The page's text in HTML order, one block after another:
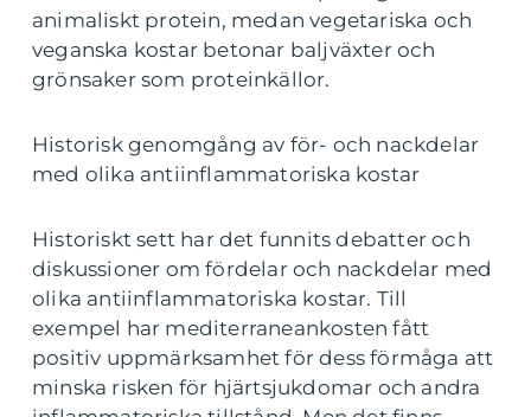
animaliskt protein, medan vegetariska och
veganska kostar betonar baljväxter och
grönsaker som proteinkällor.
Historisk genomgång av för- och nackdelar
med olika antiinflammatoriska kostar
Historiskt sett har det funnits debatter och
diskussioner om fördelar och nackdelar med
olika antiinflammatoriska kostar. Till
exempel har mediterraneankosten fått
positiv uppmärksamhet för dess förmåga att
minska risken för hjärtsjukdomar och andra